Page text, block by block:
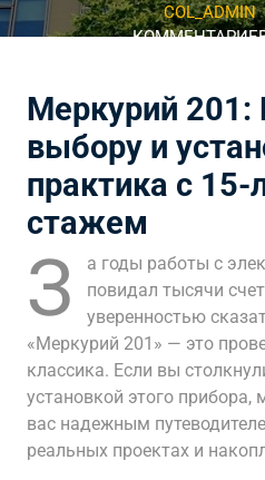
COL_ADMIN
Меркурий 201:
выбору и
практика с 15-
стажем
З
а годы работы с
повидал тысячи
уверенностью
«Меркурий 201» — это
классика. Если вы
установкой этого прибора,
вас надежным
реальных проектах и